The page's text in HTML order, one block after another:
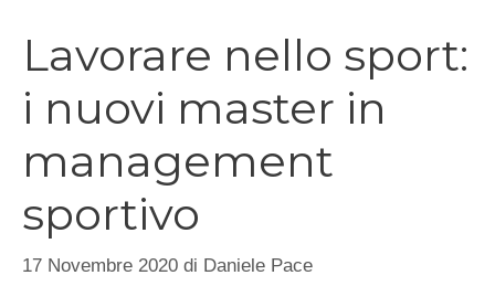
Lavorare nello sport:
i nuovi master in
management
sportivo
17 Novembre 2020 di Daniele Pace